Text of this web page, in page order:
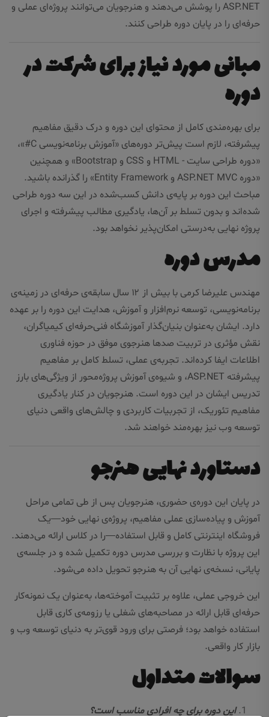
ASP.NET را پوشش می‌دهند و هنرجویان می‌توانند پروژه‌ای عملی و
حرفه‌ای را در پایان دوره طراحی کنند.
مبانی مورد نیاز برای شرکت در
دوره
برای بهره‌مندی کامل از محتوای این دوره و درک دقیق مفاهیم
پیشرفته، لازم است پیش‌تر دوره‌های «آموزش برنامه‌نویسی C#
»،
«دوره طراحی سایت - HTML و CSS و Bootstrap
» و همچنین
«دوره ASP.NET MVC و Entity Framework
» را گذرانده باشید.
مباحث این دوره بر پایه‌ی دانش کسب‌شده در این سه دوره طراحی
شده‌اند و بدون تسلط بر آن‌ها، یادگیری مطالب پیشرفته و اجرای
پروژه نهایی به‌درستی امکان‌پذیر نخواهد بود.
مدرس دوره
مهندس علیرضا کرمی با بیش از ۱۲ سال سابقه‌ی حرفه‌ای در زمینه‌ی
برنامه‌نویسی، توسعه نرم‌افزار و آموزش، هدایت این دوره را بر عهده
دارد. ایشان به‌عنوان بنیان‌گذار آموزشگاه فنی‌حرفه‌ای کیمیاگران،
نقش مؤثری در تربیت صدها هنرجوی موفق در حوزه فناوری
اطلاعات ایفا کرده‌اند. تجربه‌ی عملی، تسلط کامل بر مفاهیم
پیشرفته ASP.NET، و شیوه‌ی آموزش پروژه‌محور از ویژگی‌های بارز
تدریس ایشان در این دوره است. هنرجویان در کنار یادگیری
مفاهیم تئوریک، از تجربیات کاربردی و چالش‌های واقعی دنیای
توسعه وب نیز بهره‌مند خواهند شد.
دستاورد نهایی هنرجو
در پایان این دوره‌ی حضوری، هنرجویان پس از طی تمامی مراحل
آموزش و پیاده‌سازی عملی مفاهیم، پروژه‌ی نهایی خود—یک
فروشگاه اینترنتی کامل و قابل استفاده—را در کلاس ارائه می‌دهند.
این پروژه با نظارت و بررسی مدرس دوره تکمیل شده و در جلسه‌ی
پایانی، نسخه‌ی نهایی آن به هنرجو تحویل داده می‌شود.
این خروجی عملی، علاوه بر تثبیت آموخته‌ها، به‌عنوان یک نمونه‌کار
حرفه‌ای قابل ارائه در مصاحبه‌های شغلی یا رزومه‌ی کاری قابل
استفاده خواهد بود؛ فرصتی برای ورود قوی‌تر به دنیای توسعه وب و
بازار کار واقعی.
سوالات متداول
این دوره برای چه افرادی مناسب است؟